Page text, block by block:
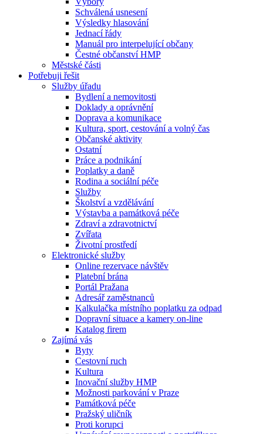
Schválená usnesení
Výsledky hlasování
Jednací řády
Manuál pro interpelující občany
Čestné občanství HMP
Městské části
Potřebuji řešit
Služby úřadu
Bydlení a nemovitosti
Doklady a oprávnění
Doprava a komunikace
Kultura, sport, cestování a volný čas
Občanské aktivity
Ostatní
Práce a podnikání
Poplatky a daně
Rodina a sociální péče
Služby
Školství a vzdělávání
Výstavba a památková péče
Zdraví a zdravotnictví
Zvířata
Životní prostředí
Elektronické služby
Online rezervace návštěv
Platební brána
Portál Pražana
Adresář zaměstnanců
Kalkulačka místního poplatku za odpad
Dopravní situace a kamery on-line
Katalog firem
Zajímá vás
Byty
Cestovní ruch
Kultura
Inovační služby HMP
Možnosti parkování v Praze
Památková péče
Pražský uličník
Proti korupci